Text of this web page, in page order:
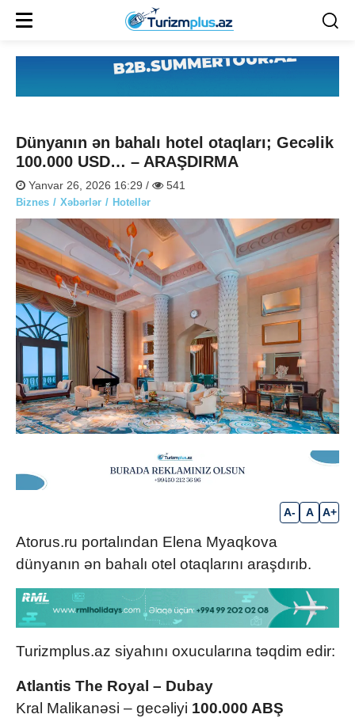
Dünyanın ən bahalı hotel otaqları; Gecəlik
100.000 USD… – ARAŞDIRMA
Yanvar 26, 2026 16:29 / 541
Biznes Xəbərlər Hotellər
A- A A+
Atorus.ru portalından Elena Myaqkova
dünyanın ən bahalı otel otaqlarını araşdırıb.
Turizmplus.az siyahını oxucularına təqdim edir:
Atlantis The Royal – Dubay
Kral Malikanəsi – gecəliyi 100.000 ABŞ